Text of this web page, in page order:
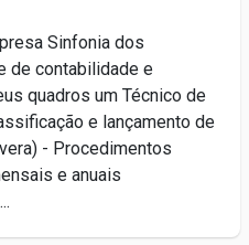
Sinfonia dos
de contabilidade e
quadros um Técnico de
e lançamento de
- Procedimentos
e anuais